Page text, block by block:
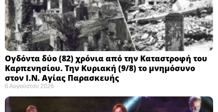
Ογδόντα δύο (82) χρόνια από την Καταστροφή του
Καρπενησίου. Την Κυριακή (9/8) το μνημόσυνο
στον Ι.Ν. Αγίας Παρασκευής
6 Αυγούστου 2026